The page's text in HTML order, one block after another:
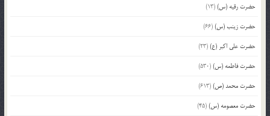
حضرت رقیه (س)(13)
حضرت زینب (س)(66)
حضرت علی اکبر (ع)(23)
حضرت فاطمه (س)(530)
حضرت محمد (ص)(613)
حضرت معصومه (س)(45)